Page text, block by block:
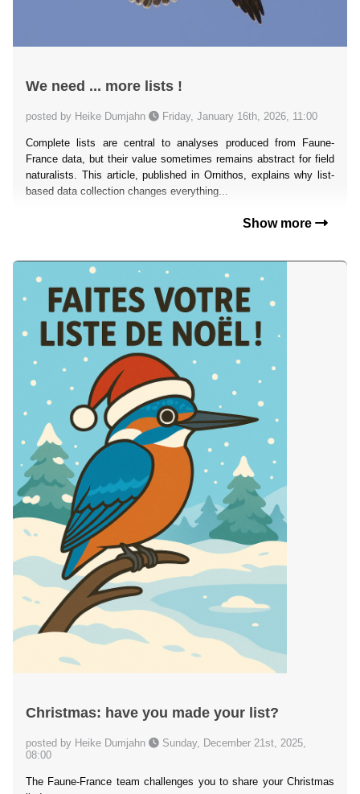
We need ... more lists !
posted by Heike Dumjahn Friday, January 16th, 2026, 11:00
Complete lists are central to analyses produced from Faune-
France data, but their value sometimes remains abstract for field
naturalists. This article, published in Ornithos, explains why list-
based data collection changes everything...
Show more
Christmas: have you made your list?
posted by Heike Dumjahn
Sunday, December 21st, 2025,
08:00
The Faune-France team challenges you to share your Christmas